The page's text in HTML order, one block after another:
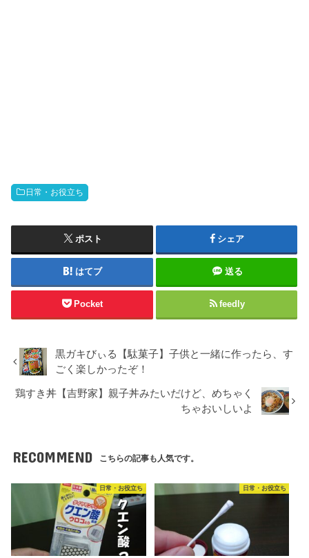
日常・お役立ち
ポスト シェア
はてブ 送る
Pocket feedly
黒ガキびぃる【駄菓子】子供と一緒に作ったら、す
ごく楽しかったぞ！
鶏すき丼【吉野家】親子丼みたいだけど、めちゃく
ちゃおいしいよ
RECOMMEND こちらの記事も人気です。
日常・お役立ち 日常・お役立ち